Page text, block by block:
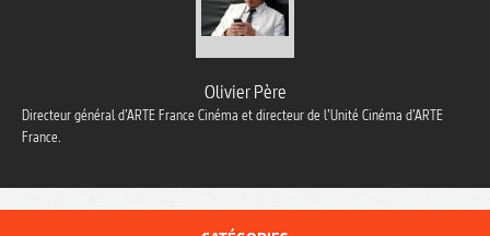
Olivier Père
Directeur général d’ARTE France Cinéma et directeur de l’Unité Cinéma d’ARTE
France.